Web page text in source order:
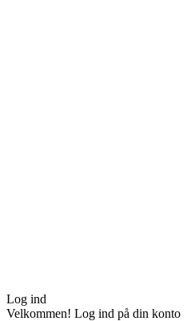
Log ind
Velkommen! Log ind på din konto